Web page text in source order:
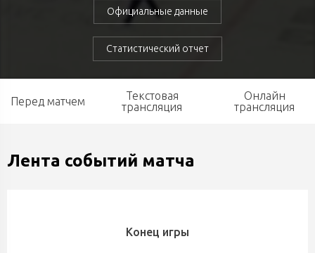
Официальные данные
Статистический отчет
Перед матчем
Текстовая
трансляция
Онлайн
трансляция
Лента событий матча
Конец игры